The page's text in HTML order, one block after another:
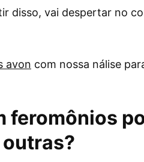
disso, vai despertar no
avon com nossa nálise
feromônios